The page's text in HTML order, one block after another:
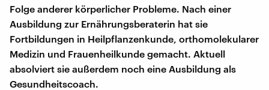
Folge anderer körperlicher Probleme. Nach einer
Ausbildung zur Ernährungsberaterin hat sie
Fortbildungen in Heilpflanzenkunde, orthomolekularer
Medizin und Frauenheilkunde gemacht. Aktuell
absolviert sie außerdem noch eine Ausbildung als
Gesundheitscoach.